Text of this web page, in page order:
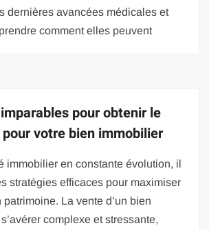
dernières avancées médicales et
comment elles peuvent
pour obtenir le
votre bien immobilier
immobilier en constante évolution, il
stratégies efficaces pour maximiser
La vente d’un bien
complexe et stressante,